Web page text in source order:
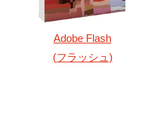
Adobe Flash
(フラッシュ)